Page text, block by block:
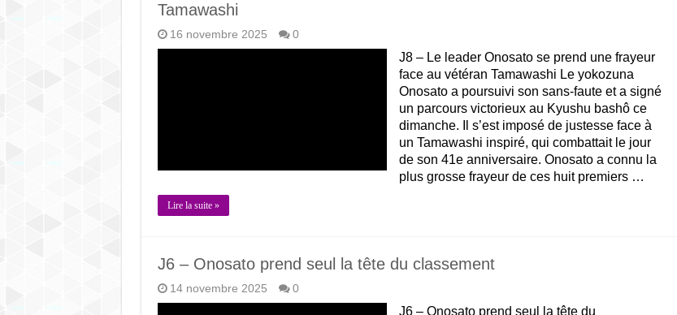
Tamawashi
16 novembre 2025 0
J8 – Le leader Onosato se prend une frayeur
face au vétéran Tamawashi Le yokozuna
Onosato a poursuivi son sans-faute et a signé
un parcours victorieux au Kyushu bashô ce
dimanche. Il s’est imposé de justesse face à
un Tamawashi inspiré, qui combattait le jour
de son 41e anniversaire. Onosato a connu la
plus grosse frayeur de ces huit premiers …
Lire la suite »
J6 – Onosato prend seul la tête du classement
14 novembre 2025 0
J6 – Onosato prend seul la tête du